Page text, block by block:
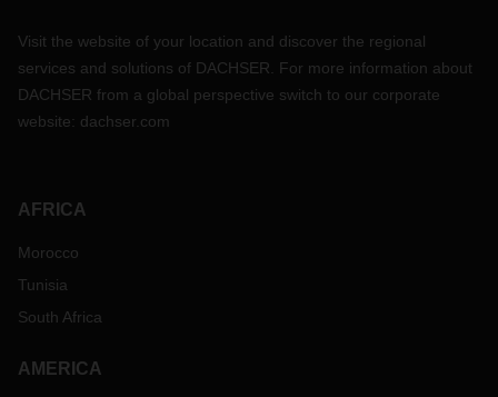
Visit the website of your location and discover the regional
services and solutions of DACHSER. For more information about
DACHSER from a global perspective switch to our corporate
website: dachser.com
AFRICA
Morocco
Tunisia
South Africa
AMERICA